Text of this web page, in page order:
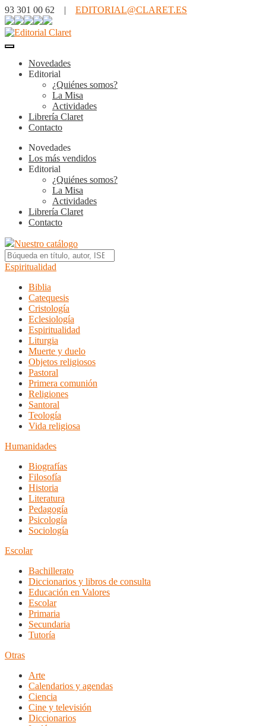
93 301 00 62 | EDITORIAL@CLARET.ES
Novedades
Editorial
¿Quiénes somos?
La Misa
Actividades
Librería Claret
Contacto
Novedades
Los más vendidos
Editorial
¿Quiénes somos?
La Misa
Actividades
Librería Claret
Contacto
Nuestro catálogo
Espiritualidad
Biblia
Catequesis
Cristología
Eclesiología
Espiritualidad
Liturgia
Muerte y duelo
Objetos religiosos
Pastoral
Primera comunión
Religiones
Santoral
Teología
Vida religiosa
Humanidades
Biografías
Filosofía
Historia
Literatura
Pedagogía
Psicología
Sociología
Escolar
Bachillerato
Diccionarios y libros de consulta
Educación en Valores
Escolar
Primaria
Secundaria
Tutoría
Otras
Arte
Calendarios y agendas
Ciencia
Cine y televisión
Diccionarios